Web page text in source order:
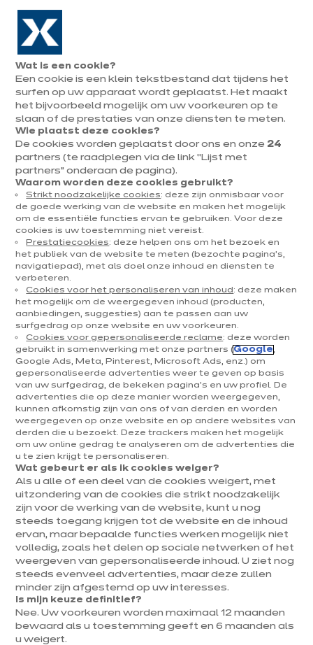
Naar de navigatie gaan
Naar de hoofdinhoud gaan
Menu
openen
winkels
Afspraak
maken
Hoe berekenen we de prijs
van jouw keuken bij ixina?
Wat bepaalt de prijs van je keuken? Goede vraag!
Eigenlijk hangt het allemaal af van wat je eraan
toevoegt: de keuze van de fronten, de
elektrotoestellen, de accessoires, het werkblad… De
prijs hangt ook af van de gekozen opstelling: een
keuken met een I-, G-, U- of L-vorm, een lineaire
keuken, een eilandkeuken… Allemaal keuzes die de prijs
van je keuken zullen bepalen. Doorheen het volledige
project kan deze transparante nettoprijs aangepast
worden om je budget zo goed mogelijk te respecteren.
Drie stappen om je keuken
aan te passen aan je
behoeftenen je budget !
Ik ontwerp
mijn keuken
Wat is een cookie?
Een cookie is een klein tekstbestand dat tijdens het
surfen op uw apparaat wordt geplaatst. Het maakt
het bijvoorbeeld mogelijk om uw voorkeuren op te
slaan of de prestaties van onze diensten te meten.
Wie plaatst deze cookies?
De cookies worden geplaatst door ons en onze 24
partners (te raadplegen via de link “Lijst met
partners” onderaan de pagina).
Waarom worden deze cookies gebruikt?
Strikt noodzakelijke cookies: deze zijn onmisbaar voor
de goede werking van de website en maken het mogelijk
om de essentiële functies ervan te gebruiken. Voor deze
cookies is uw toestemming niet vereist.
Prestatiecookies: deze helpen ons om het bezoek en
het publiek van de website te meten (bezochte pagina's,
navigatiepad), met als doel onze inhoud en diensten te
verbeteren.
Cookies voor het personaliseren van inhoud : deze maken
het mogelijk om de weergegeven inhoud (producten,
aanbiedingen, suggesties) aan te passen aan uw
surfgedrag op onze website en uw voorkeuren.
Cookies voor gepersonaliseerde reclame: deze worden
gebruikt in samenwerking met onze partners (Google,
Google Ads, Meta, Pinterest, Microsoft Ads, enz.) om
gepersonaliseerde advertenties weer te geven op basis
van uw surfgedrag, de bekeken pagina's en uw profiel. De
advertenties die op deze manier worden weergegeven,
kunnen afkomstig zijn van ons of van derden en worden
weergegeven op onze website en op andere websites van
derden die u bezoekt. Deze trackers maken het mogelijk
om uw online gedrag te analyseren om de advertenties die
u te zien krijgt te personaliseren.
Wat gebeurt er als ik cookies weiger?
Als u alle of een deel van de cookies weigert, met
uitzondering van de cookies die strikt noodzakelijk
zijn voor de werking van de website, kunt u nog
steeds toegang krijgen tot de website en de inhoud
ervan, maar bepaalde functies werken mogelijk niet
volledig, zoals het delen op sociale netwerken of het
weergeven van gepersonaliseerde inhoud. U ziet nog
steeds evenveel advertenties, maar deze zullen
minder zijn afgestemd op uw interesses.
Is mijn keuze definitief?
Nee. Uw voorkeuren worden maximaal 12 maanden
bewaard als u toestemming geeft en 6 maanden als
u weigert.